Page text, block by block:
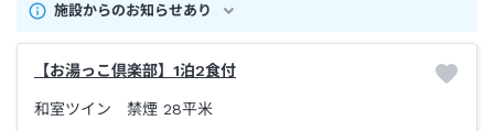
施設からのお知らせあり
【お湯っこ倶楽部】1泊2食付
和室ツイン 禁煙 28平米